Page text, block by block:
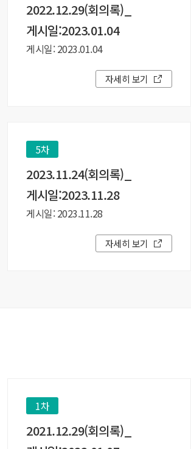
2022.12.29(회의록)_
게시일:2023.01.04
게시일: 2023.01.04
자세히 보기
5차
2023.11.24(회의록)_
게시일:2023.11.28
게시일: 2023.11.28
자세히 보기
1차
2021.12.29(회의록)_